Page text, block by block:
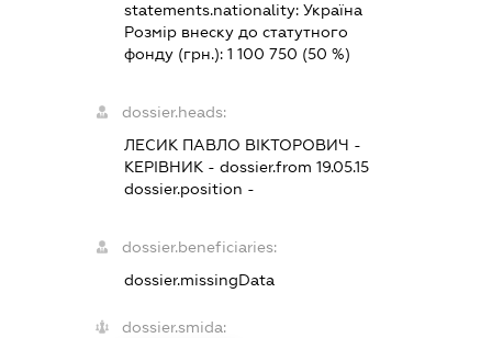
statements.nationality:Україна
Розмір внеску до статутного
фонду (грн.):1 100 750 (50 %)
dossier.heads:
ЛЕСИК ПАВЛО ВІКТОРОВИЧ -
КЕРІВНИК - dossier.from 19.05.15
dossier.position -
dossier.beneficiaries:
dossier.missingData
dossier.smida: